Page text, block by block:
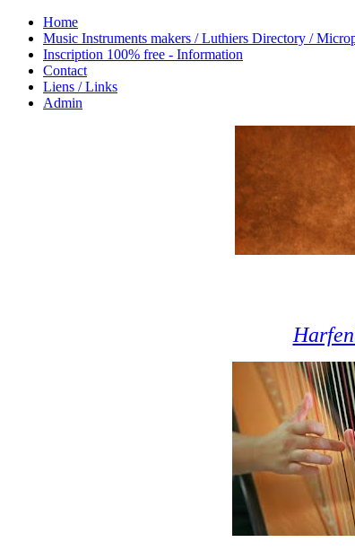
Home
Music Instruments makers / Luthiers Directory /
Inscription 100% free - Information
Contact
Liens / Links
Admin